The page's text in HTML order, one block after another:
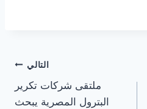
التالي
ملتقى شركات تكرير
البترول المصرية يبحث